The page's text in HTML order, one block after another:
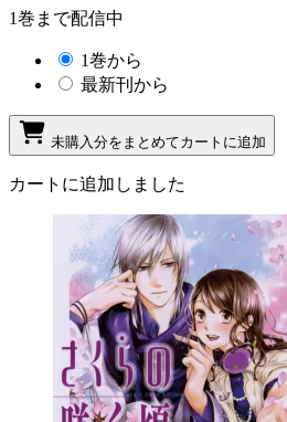
1巻まで配信中
1巻から
最新刊から
未購入分をまとめてカートに追加
カートに追加しました